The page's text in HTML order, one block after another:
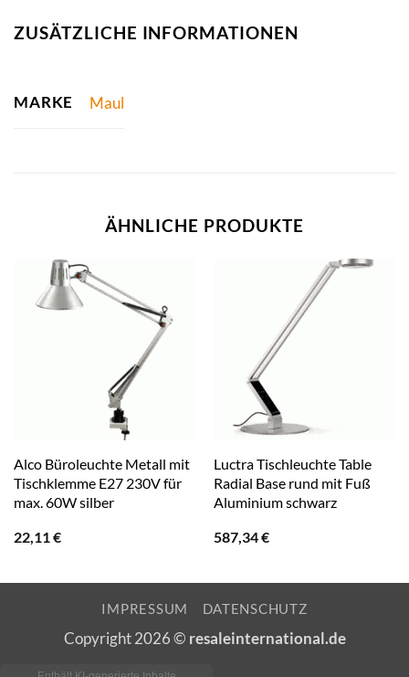
ZUSÄTZLICHE INFORMATIONEN
MARKE Maul
ÄHNLICHE PRODUKTE
Alco Büroleuchte Metall mit
Tischklemme E27 230V für
max. 60W silber
22,11 €
Luctra Tischleuchte Table
Radial Base rund mit Fuß
Aluminium schwarz
587,34€
IMPRESSUM DATENSCHUTZ
Copyright 2026 © resaleinternational.de